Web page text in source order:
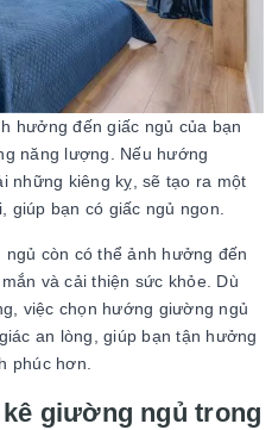
hưởng đến giấc ngủ của bạn
năng lượng. Nếu hướng
những kiêng kỵ, sẽ tạo ra một
giúp bạn có giấc ngủ ngon.
còn có thể ảnh hưởng đến
và cải thiện sức khỏe. Dù
việc chọn hướng giường ngủ
an lòng, giúp bạn tận hưởng
phúc hơn.
giường ngủ trong